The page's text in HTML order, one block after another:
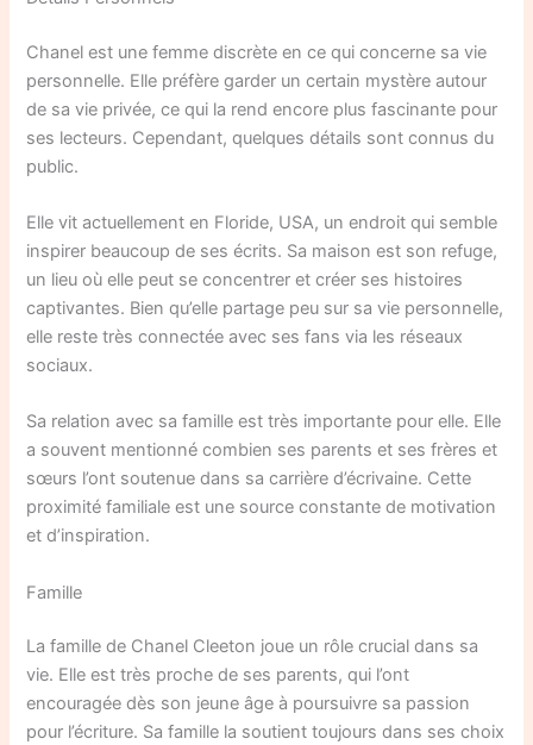
Chanel est une femme discrète en ce qui concerne sa vie
personnelle. Elle préfère garder un certain mystère autour
de sa vie privée, ce qui la rend encore plus fascinante pour
ses lecteurs. Cependant, quelques détails sont connus du
public.
Elle vit actuellement en Floride, USA, un endroit qui semble
inspirer beaucoup de ses écrits. Sa maison est son refuge,
un lieu où elle peut se concentrer et créer ses histoires
captivantes. Bien qu’elle partage peu sur sa vie personnelle,
elle reste très connectée avec ses fans via les réseaux
sociaux.
Sa relation avec sa famille est très importante pour elle. Elle
a souvent mentionné combien ses parents et ses frères et
sœurs l’ont soutenue dans sa carrière d’écrivaine. Cette
proximité familiale est une source constante de motivation
et d’inspiration.
Famille
La famille de Chanel Cleeton joue un rôle crucial dans sa
vie. Elle est très proche de ses parents, qui l’ont
encouragée dès son jeune âge à poursuivre sa passion
pour l’écriture. Sa famille la soutient toujours dans ses choix